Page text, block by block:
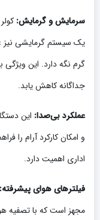
سرمایش و گرمایش:
یک سیستم گرمایشی نیز
گرم نگه دارد. این
جداگانه کاهش یابد.
عملکرد بی‌صدا: این
و امکان کارکرد آرام را
اداری اهمیت دارد.
فیلترهای هوای پیشرفته:
مجهز است که با تصفیه